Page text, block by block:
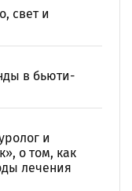
свет и
в бьюти-
и
о том, как
лечения